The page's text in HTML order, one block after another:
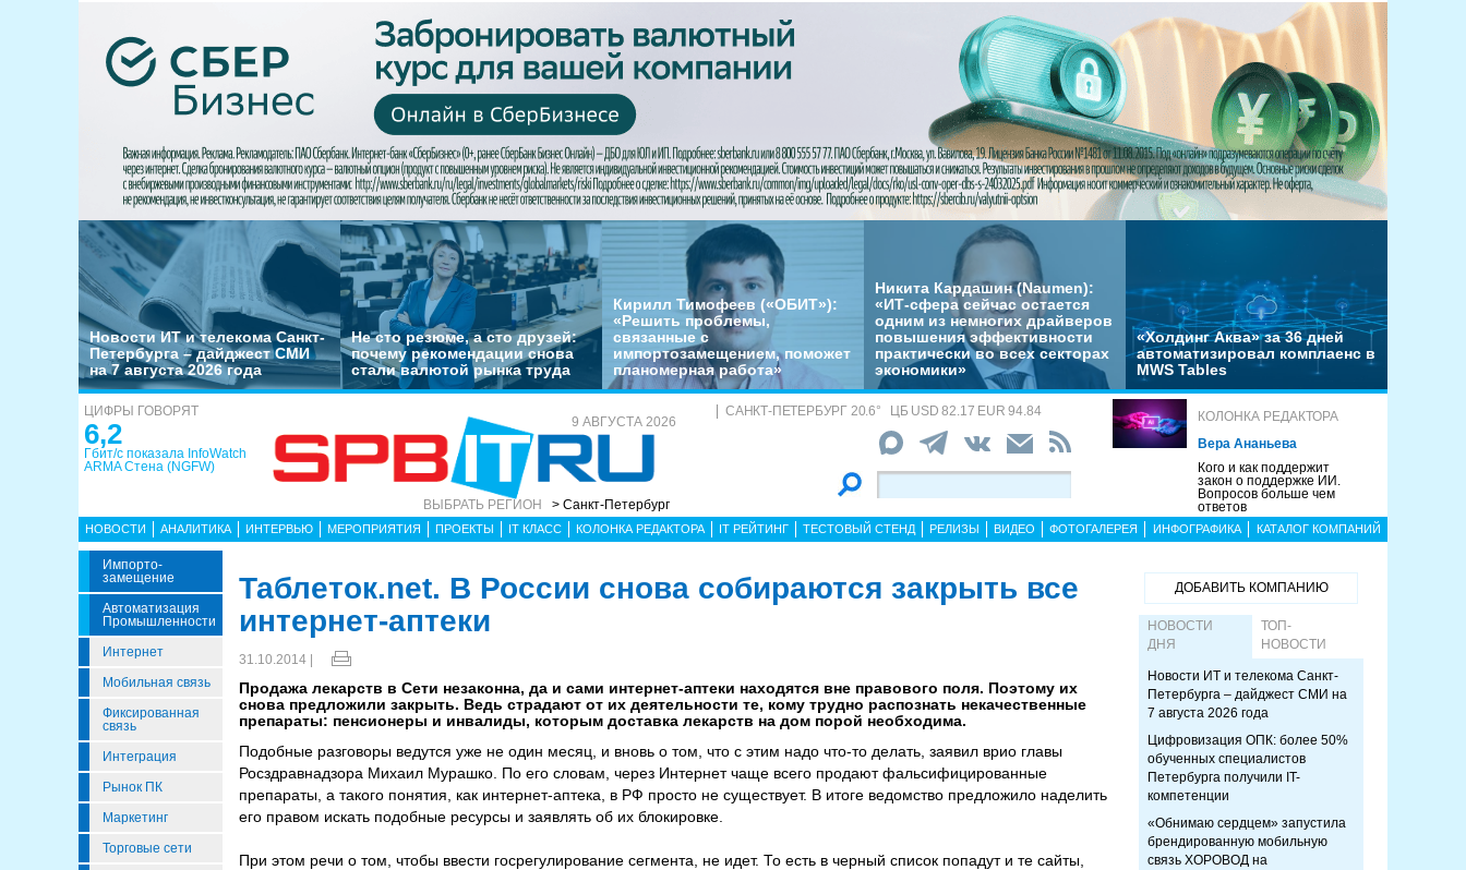
Новости ИТ и телекома Санкт-
Петербурга – дайджест СМИ
на 7 августа 2026 года
Не сто резюме, а сто друзей:
почему рекомендации снова
стали валютой рынка труда
Кирилл Тимофеев («ОБИТ»):
«Решить проблемы,
связанные с
импортозамещением, поможет
планомерная работа»
Никита Кардашин (Naumen):
«ИТ-сфера сейчас остается
одним из немногих драйверов
повышения эффективности
практически во всех секторах
экономики»
«Холдинг Аква» за 36 дней
автоматизировал комплаенс в
MWS Tables
ЦИФРЫ ГОВОРЯТ
6,2
Гбит/с показала InfoWatch
ARMA Стена (NGFW)
9 АВГУСТА 2026
ВЫБРАТЬ РЕГИОН > Санкт-Петербург
САНКТ-ПЕТЕРБУРГ 20.6° ЦБ USD 82.17 EUR 94.84
КОЛОНКА РЕДАКТОРА
Вера Ананьева
Кого и как поддержит
закон о поддержке ИИ.
Вопросов больше чем
ответов
НОВОСТИ АНАЛИТИКА ИНТЕРВЬЮ МЕРОПРИЯТИЯ ПРОЕКТЫ IT КЛАСС КОЛОНКА РЕДАКТОРА IT РЕЙТИНГ ТЕСТОВЫЙ СТЕНД РЕЛИЗЫ ВИДЕО ФОТОГАЛЕРЕЯ ИНФОГРАФИКА КАТАЛОГ КОМПАНИЙ
Импорто­
Замещение
Автоматизация
Промышленности
Интернет
Мобильная связь
Фиксированная
связь
Интеграция
Рынок ПК
Маркетинг
Торговые сети
Таблеток.net. В России снова собираются закрыть все
интернет-аптеки
31.10.2014 |
Продажа лекарств в Сети незаконна, да и сами интернет-аптеки находятся вне правового поля. Поэтому их
снова предложили закрыть. Ведь страдают от их деятельности те, кому трудно распознать некачественные
препараты: пенсионеры и инвалиды, которым доставка лекарств на дом порой необходима.
Подобные разговоры ведутся уже не один месяц, и вновь о том, что с этим надо что-то делать, заявил врио главы
Росздравнадзора Михаил Мурашко. По его словам, через Интернет чаще всего продают фальсифицированные
препараты, а такого понятия, как интернет-аптека, в РФ просто не существует. В итоге ведомство предложило наделить
его правом искать подобные ресурсы и заявлять об их блокировке.
При этом речи о том, чтобы ввести госрегулирование сегмента, не идет. То есть в черный список попадут и те сайты,
ДОБАВИТЬ КОМПАНИЮ
НОВОСТИ
ДНЯ
ТОП-
НОВОСТИ
Новости ИТ и телекома Санкт-
Петербурга – дайджест СМИ на
7 августа 2026 года
Цифровизация ОПК: более 50%
обученных специалистов
Петербурга получили IT-
компетенции
«Обнимаю сердцем» запустила
брендированную мобильную
связь ХОРОВОД на